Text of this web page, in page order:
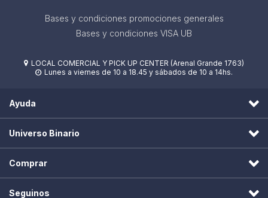
Bases y condiciones promociones generales
Bases y condiciones VISA UB
 LOCAL COMERCIAL Y PICK UP CENTER (Arenal Grande 1763)
 Lunes a viernes de 10 a 18.45 y sábados de 10 a 14hs.
Ayuda
Universo Binario
Comprar
Seguinos